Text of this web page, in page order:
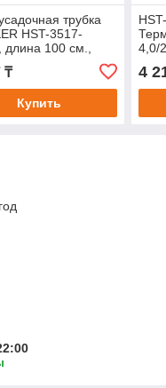
трубка
HST-3517-
длина 100 см.,
2:1,
₸
Купить
4,0/
4